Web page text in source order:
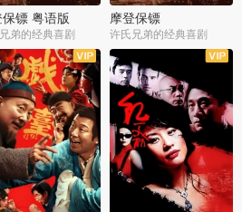
保镖 粤语版
弟的经典喜剧
摩登保镖
许氏兄弟的经典喜剧